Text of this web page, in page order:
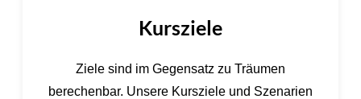
Kursziele
Ziele sind im Gegensatz zu Träumen
berechenbar. Unsere Kursziele und Szenarien